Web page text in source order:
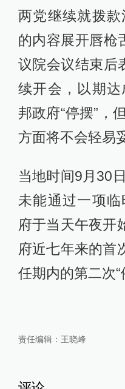
两党继续就拨
的内容展开唇枪
议院会议结束后
续开会，以期
邦政府“停摆”，
方面将不会轻易
当地时间9月30
未能通过一项
府于当天午夜开
府近七年来的首
任期内的第二次“
责任编辑： 王晓峰